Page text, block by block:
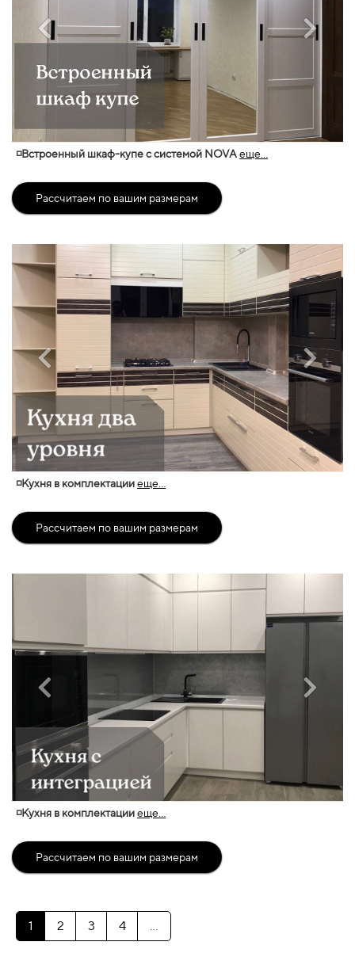
◽Встроенный шкаф-купе с системой NOVAеще...
Рассчитаем по вашим размерам
◽Кухня в комплектацииеще...
Рассчитаем по вашим размерам
◽Кухня в комплектацииеще...
Рассчитаем по вашим размерам
1 2 3 4 ...